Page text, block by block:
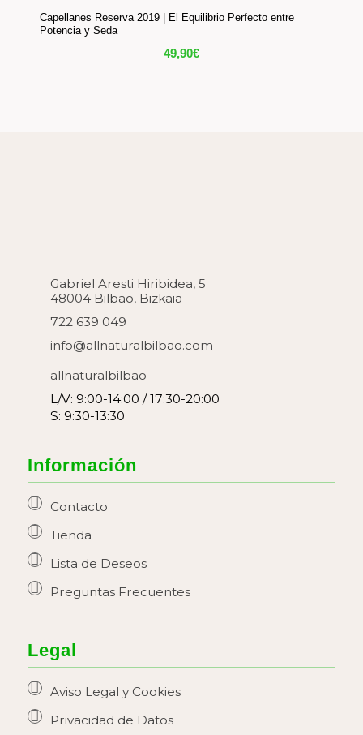
Capellanes Reserva 2019 | El Equilibrio Perfecto entre
Potencia y Seda
49,90€
Gabriel Aresti Hiribidea, 5
48004 Bilbao, Bizkaia
722 639 049
info@allnaturalbilbao.com
allnaturalbilbao
L/V: 9:00-14:00 / 17:30-20:00
S: 9:30-13:30
Información
Contacto
Tienda
Lista de Deseos
Preguntas Frecuentes
Legal
Aviso Legal y Cookies
Privacidad de Datos